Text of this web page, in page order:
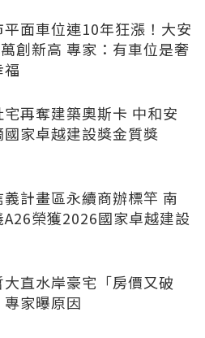
平面車位連10年狂漲！大安
創新高 專家：有車位是奢
再奪建築奧斯卡 中和安
國家卓越建設獎金質獎
義計畫區永續商辦標竿 南
A26榮獲2026國家卓越建設
直水岸豪宅「房價又破
專家曝原因